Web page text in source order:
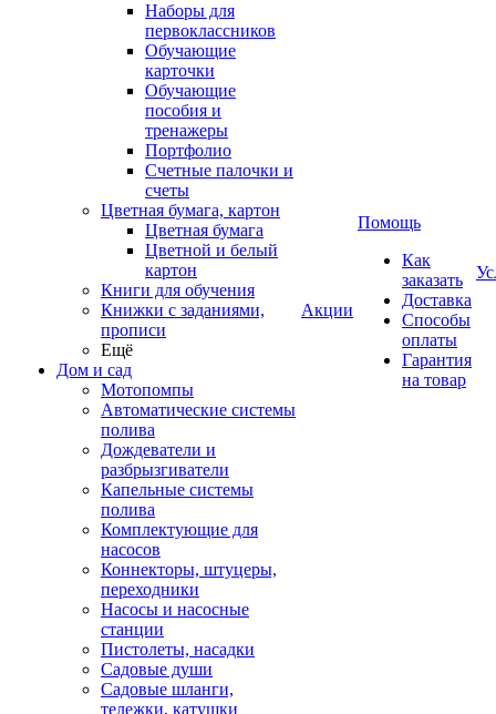
Наборы для
первоклассников
Обучающие
карточки
Обучающие
пособия и
тренажеры
Портфолио
Счетные палочки и
счеты
Цветная бумага, картон
Цветная бумага
Цветной и белый
картон
Книги для обучения
Книжки с заданиями,
прописи
Ещё
Дом и сад
Мотопомпы
Автоматические системы
полива
Дождеватели и
разбрызгиватели
Капельные системы
полива
Комплектующие для
насосов
Коннекторы, штуцеры,
переходники
Насосы и насосные
станции
Пистолеты, насадки
Садовые души
Садовые шланги,
тележки, катушки
Акции
Помощь
Как
заказать
Доставка
Способы
оплаты
Гарантия
на товар